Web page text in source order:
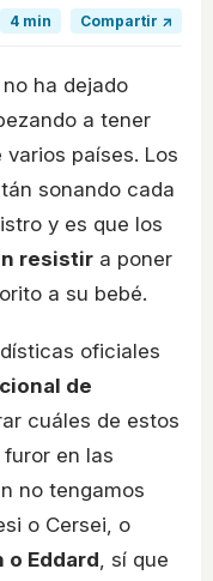
4 min
Compartir ↗
no ha dejado
a tener
países. Los
sonando cada
y es que los
resistir a poner
a su bebé.
oficiales
de
cuáles de estos
en las
no tengamos
o Cersei, o
o Eddard, sí que